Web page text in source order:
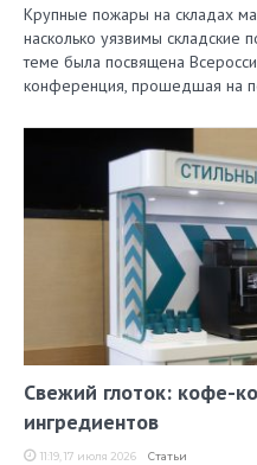
Крупные пожары на складах
насколько уязвимы складские
теме была посвящена
конференция, прошедшая на
Свежий глоток: кофе-
ингредиентов
11:19, 17 июля 2026 Статьи